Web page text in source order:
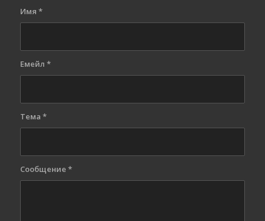
Имя *
Емейл *
Тема *
Сообщение *